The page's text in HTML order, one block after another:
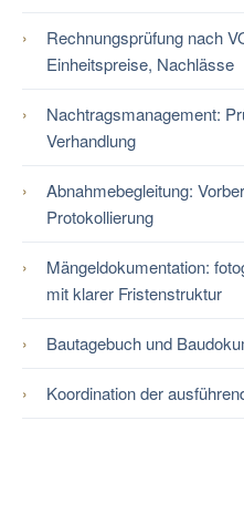
Rechnungsprüfung nach
Einheitspreise, Nachlässe
Nachtragsmanagement:
Verhandlung
Abnahmebegleitung:
Protokollierung
Mängeldokumentation:
mit klarer Fristenstruktur
Bautagebuch und
Koordination der